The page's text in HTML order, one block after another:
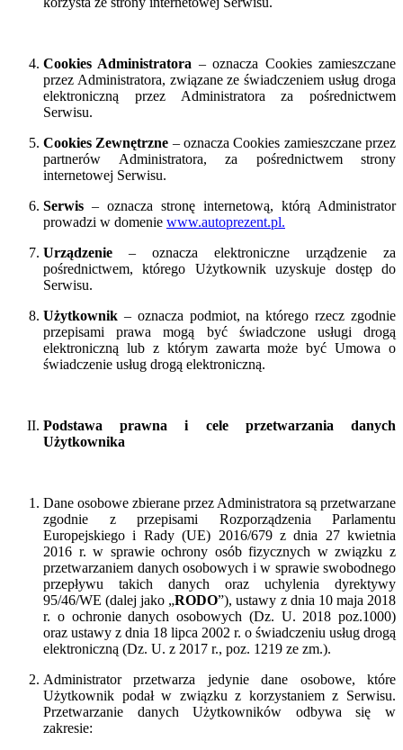
Cookies Administratora – oznacza Cookies zamieszczane
przez Administratora, związane ze świadczeniem usług droga
elektroniczną przez Administratora za pośrednictwem
Serwisu.
Cookies Zewnętrzne – oznacza Cookies zamieszczane przez
partnerów Administratora, za pośrednictwem strony
internetowej Serwisu.
Serwis – oznacza stronę internetową, którą Administrator
prowadzi w domenie www.autoprezent.pl.
Urządzenie – oznacza elektroniczne urządzenie za
pośrednictwem, którego Użytkownik uzyskuje dostęp do
Serwisu.
Użytkownik – oznacza podmiot, na którego rzecz zgodnie
przepisami prawa mogą być świadczone usługi drogą
elektroniczną lub z którym zawarta może być Umowa o
świadczenie usług drogą elektroniczną.
Podstawa prawna i cele przetwarzania danych
Użytkownika
Dane osobowe zbierane przez Administratora są przetwarzane
zgodnie z przepisami Rozporządzenia Parlamentu
Europejskiego i Rady (UE) 2016/679 z dnia 27 kwietnia
2016 r. w sprawie ochrony osób fizycznych w związku z
przetwarzaniem danych osobowych i w sprawie swobodnego
przepływu takich danych oraz uchylenia dyrektywy
95/46/WE (dalej jako „RODO”), ustawy z dnia 10 maja 2018
r. o ochronie danych osobowych (Dz. U. 2018 poz.1000)
oraz ustawy z dnia 18 lipca 2002 r. o świadczeniu usług drogą
elektroniczną (Dz. U. z 2017 r., poz. 1219 ze zm.).
Administrator przetwarza jedynie dane osobowe, które
Użytkownik podał w związku z korzystaniem z Serwisu.
Przetwarzanie danych Użytkowników odbywa się w
zakresie: